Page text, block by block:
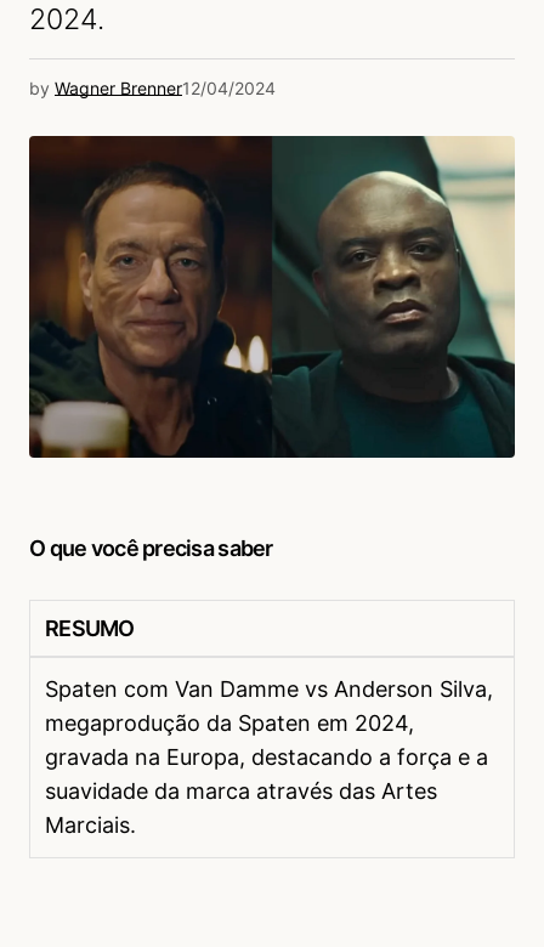
2024.
by Wagner Brenner12/04/2024
O que você precisa saber
RESUMO
Spaten com Van Damme vs Anderson Silva,
megaprodução da Spaten em 2024,
gravada na Europa, destacando a força e a
suavidade da marca através das Artes
Marciais.